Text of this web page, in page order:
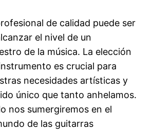
de calidad puede ser
el nivel de un
de la música. La elección
es crucial para
necesidades artísticas y
único que tanto anhelamos.
nos sumergiremos en el
de las guitarras